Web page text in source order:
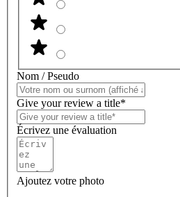
Nom / Pseudo
Give your review a title*
Écrivez une évaluation
Ajoutez votre photo